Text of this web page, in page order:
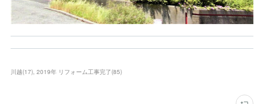
川越(17) 2019年 リフォーム工事完了(85)